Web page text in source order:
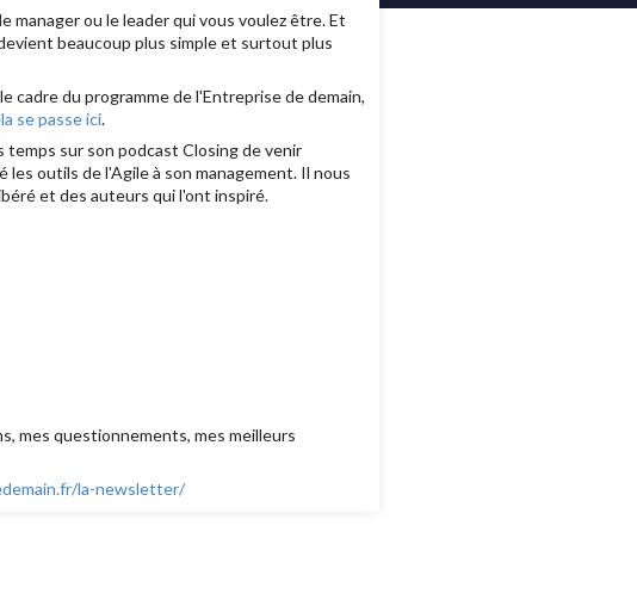
manager ou le leader qui vous voulez être. Et
beaucoup plus simple et surtout plus
cadre du programme de l'Entreprise de demain,
se passe ici.
temps sur son podcast Closing de venir
outils de l'Agile à son management. Il nous
et des auteurs qui l'ont inspiré.
mes questionnements, mes meilleurs
la-newsletter/